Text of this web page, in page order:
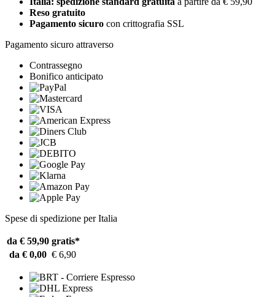
Reso gratuito
Pagamento sicuro con crittografia SSL
Pagamento sicuro attraverso
Contrassegno
Bonifico anticipato
Spese di spedizione per Italia
da € 59,90 gratis*
da € 0,00 € 6,90